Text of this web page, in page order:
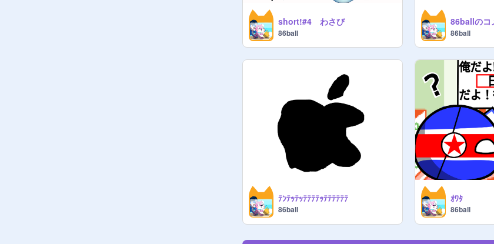
short!#4 わさび
86ball
86ballのコ
86ball
ﾃﾝﾃｯﾃｯﾃﾃﾃﾃｯﾃﾃﾃﾃﾃﾃ
86ball
ｵﾜﾀ
86ball